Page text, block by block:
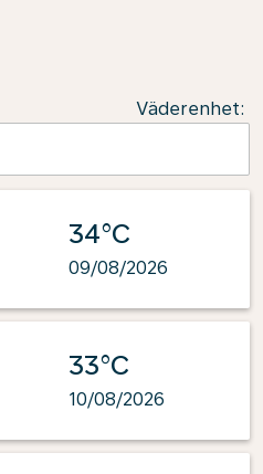
Väderenhet:
34°C
09/08/2026
33°C
10/08/2026